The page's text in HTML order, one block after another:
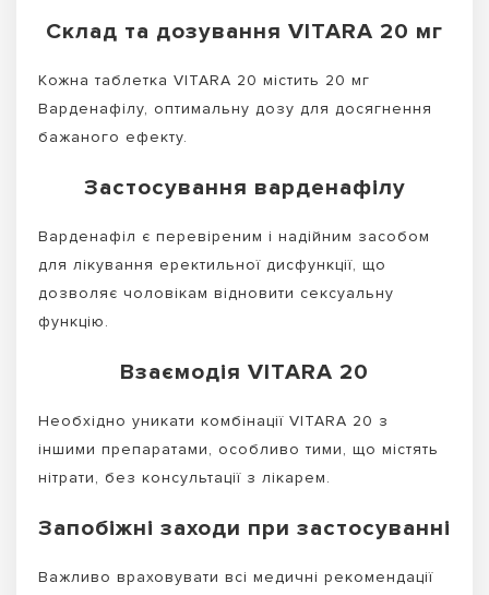
Склад та дозування VITARA 20 мг
Кожна таблетка VITARA 20 містить 20 мг
Варденафілу, оптимальну дозу для досягнення
бажаного ефекту.
Застосування варденафілу
Варденафіл є перевіреним і надійним засобом
для лікування еректильної дисфункції, що
дозволяє чоловікам відновити сексуальну
функцію.
Взаємодія VITARA 20
Необхідно уникати комбінації VITARA 20 з
іншими препаратами, особливо тими, що містять
нітрати, без консультації з лікарем.
Запобіжні заходи при застосуванні
Важливо враховувати всі медичні рекомендації